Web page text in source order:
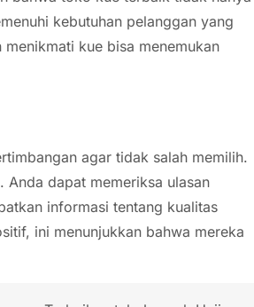
kebutuhan pelanggan yang
kue bisa menemukan
agar tidak salah memilih.
dapat memeriksa ulasan
informasi tentang kualitas
ini menunjukkan bahwa mereka